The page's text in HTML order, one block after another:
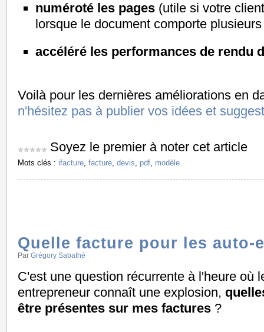
numéroté les pages (utile si votre
lorsque le document comporte
accéléré les performances de rendu
Voilà pour les dernières améliorations en
n'hésitez pas à publier vos idées et
Soyez le premier à noter cet article
Mots clés : ifacture, facture, devis, pdf, modèle
Quelle facture pour les auto-
Par Grégory Sabathé
C'est une question récurrente à l'heure où
entrepreneur connaît une explosion,
être présentes sur mes factures ?